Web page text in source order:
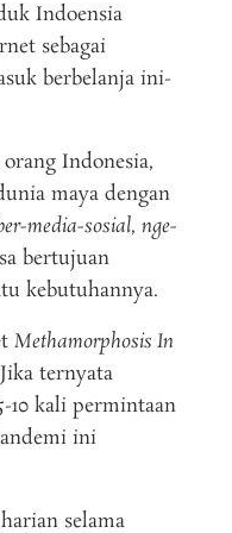
Indoensia
sebagai
berbelanja ini-
Indonesia,
maya dengan
media-sosial, nge-
bertujuan
kebutuhannya.
Methamorphosis In
Jika ternyata
10 kali permintaan
ini
selama